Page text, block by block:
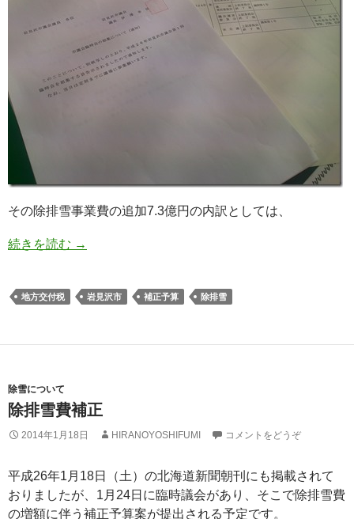
その除排雪事業費の追加7.3億円の内訳としては、
続きを読む →
地方交付税 岩見沢市 補正予算 除排雪
除雪について
除排雪費補正
2014年1月18日 HIRANOYOSHIFUMI コメントをどうぞ
平成26年1月18日（土）の北海道新聞朝刊にも掲載されて
おりましたが、1月24日に臨時議会があり、そこで除排雪費
の増額に伴う補正予算案が提出される予定です。